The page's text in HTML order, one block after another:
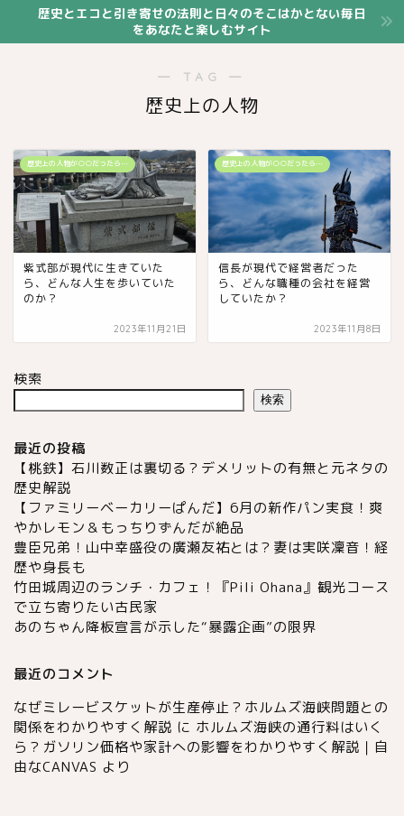
歴史とエコと引き寄せの法則と日々のそこはかとない毎日
をあなたと楽しむサイト
― TAG ―
歴史上の人物
歴史上の人物が○○だったら…
紫式部が現代に生きていた
ら、どんな人生を歩いていた
のか？
2023年11月21日
歴史上の人物が○○だったら…
信長が現代で経営者だった
ら、どんな職種の会社を経営
していたか？
2023年11月8日
検索
検索
最近の投稿
【桃鉄】石川数正は裏切る？デメリットの有無と元ネタの
歴史解説
【ファミリーベーカリーぱんだ】6月の新作パン実食！爽
やかレモン＆もっちりずんだが絶品
豊臣兄弟！山中幸盛役の廣瀬友祐とは？妻は実咲凜音！経
歴や身長も
竹田城周辺のランチ・カフェ！『Pili Ohana』観光コース
で立ち寄りたい古民家
あのちゃん降板宣言が示した“暴露企画”の限界
最近のコメント
なぜミレービスケットが生産停止？ホルムズ海峡問題との
関係をわかりやすく解説 に ホルムズ海峡の通行料はいく
ら？ガソリン価格や家計への影響をわかりやすく解説｜自
由なCANVAS より